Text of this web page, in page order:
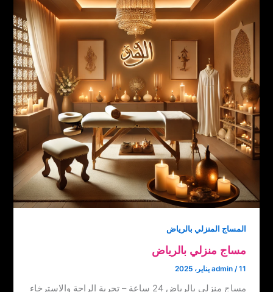
المساج المنزلي بالرياض
مساج منزلي بالرياض
admin /11 يناير، 2025
مساج منزلي بالرياض 24 ساعة – تجربة الراحة والاسترخاء